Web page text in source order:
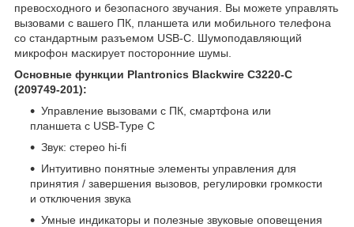
превосходного и безопасного звучания. Вы можете управлять
вызовами с вашего ПК, планшета или мобильного телефона
со стандартным разъемом USB-C. Шумоподавляющий
микрофон маскирует посторонние шумы.
Основные функции Plantronics Blackwire C3220-С
(209749-201):
Управление вызовами с ПК, смартфона или
планшета с USB-Type C
Звук: стерео hi-fi
Интуитивно понятные элементы управления для
принятия / завершения вызовов, регулировки громкости
и отключения звука
Умные индикаторы и полезные звуковые оповещения